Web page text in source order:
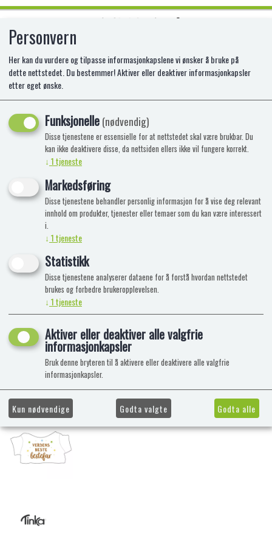
T-SHIRT TINKA TEDDY VERDENS
BESTE B
Personvern
Her kan du vurdere og tilpasse informasjonkapslene vi ønsker å bruke på
dette nettstedet. Du bestemmer! Aktiver eller deaktiver informasjonkapsler
etter eget ønske.
Funksjonelle(nødvendig)
Disse tjenestene er essensielle for at nettstedet skal være brukbar. Du
kan ikke deaktivere disse, da nettsiden ellers ikke vil fungere korrekt.
↓ 1tjeneste
Markedsføring
Disse tjenestene behandler personlig informasjon for å vise deg relevant
innhold om produkter, tjenester eller temaer som du kan være interessert
i.
↓ 1tjeneste
Statistikk
Disse tjenestene analyserer dataene for å forstå hvordan nettstedet
brukes og forbedre brukeropplevelsen.
↓ 1tjeneste
Aktiver eller deaktiver alle valgfrie
informasjonkapsler
Bruk denne bryteren til å aktivere eller deaktivere alle valgfrie
informasjonkapsler.
Kun nødvendige Godta valgte Godta alle